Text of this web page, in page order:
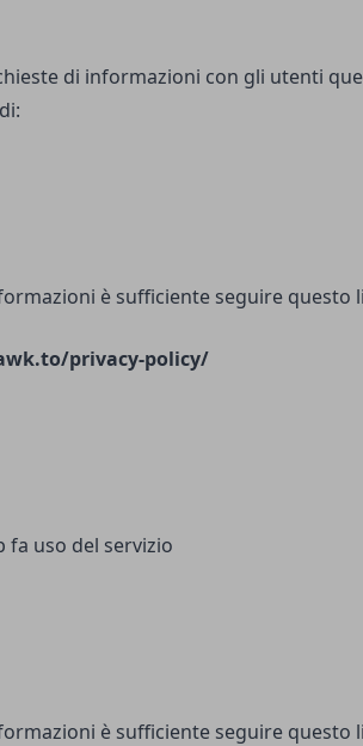
di informazioni con gli utenti
è sufficiente seguire questo
privacy-policy/
fa uso del servizio
è sufficiente seguire questo